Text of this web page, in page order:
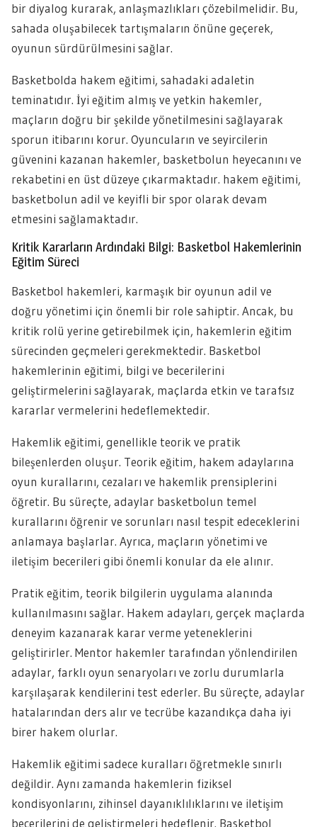
bir diyalog kurarak, anlaşmazlıkları çözebilmelidir. Bu,
sahada oluşabilecek tartışmaların önüne geçerek,
oyunun sürdürülmesini sağlar.
Basketbolda hakem eğitimi, sahadaki adaletin
teminatıdır. İyi eğitim almış ve yetkin hakemler,
maçların doğru bir şekilde yönetilmesini sağlayarak
sporun itibarını korur. Oyuncuların ve seyircilerin
güvenini kazanan hakemler, basketbolun heyecanını ve
rekabetini en üst düzeye çıkarmaktadır. hakem eğitimi,
basketbolun adil ve keyifli bir spor olarak devam
etmesini sağlamaktadır.
Kritik Kararların Ardındaki Bilgi: Basketbol Hakemlerinin
Eğitim Süreci
Basketbol hakemleri, karmaşık bir oyunun adil ve
doğru yönetimi için önemli bir role sahiptir. Ancak, bu
kritik rolü yerine getirebilmek için, hakemlerin eğitim
sürecinden geçmeleri gerekmektedir. Basketbol
hakemlerinin eğitimi, bilgi ve becerilerini
geliştirmelerini sağlayarak, maçlarda etkin ve tarafsız
kararlar vermelerini hedeflemektedir.
Hakemlik eğitimi, genellikle teorik ve pratik
bileşenlerden oluşur. Teorik eğitim, hakem adaylarına
oyun kurallarını, cezaları ve hakemlik prensiplerini
öğretir. Bu süreçte, adaylar basketbolun temel
kurallarını öğrenir ve sorunları nasıl tespit edeceklerini
anlamaya başlarlar. Ayrıca, maçların yönetimi ve
iletişim becerileri gibi önemli konular da ele alınır.
Pratik eğitim, teorik bilgilerin uygulama alanında
kullanılmasını sağlar. Hakem adayları, gerçek maçlarda
deneyim kazanarak karar verme yeteneklerini
geliştirirler. Mentor hakemler tarafından yönlendirilen
adaylar, farklı oyun senaryoları ve zorlu durumlarla
karşılaşarak kendilerini test ederler. Bu süreçte, adaylar
hatalarından ders alır ve tecrübe kazandıkça daha iyi
birer hakem olurlar.
Hakemlik eğitimi sadece kuralları öğretmekle sınırlı
değildir. Aynı zamanda hakemlerin fiziksel
kondisyonlarını, zihinsel dayanıklılıklarını ve iletişim
becerilerini de geliştirmeleri hedeflenir. Basketbol